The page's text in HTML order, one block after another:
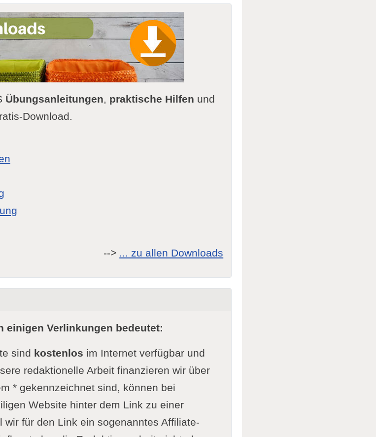
Übungsanleitungen, praktische Hilfen und
Download.
--> ... zu allen Downloads
einigen Verlinkungen bedeutet:
sind kostenlos im Internet verfügbar und
redaktionelle Arbeit finanzieren wir über
* gekennzeichnet sind, können bei
Website hinter dem Link zu einer
wir für den Link ein sogenanntes Affiliate-